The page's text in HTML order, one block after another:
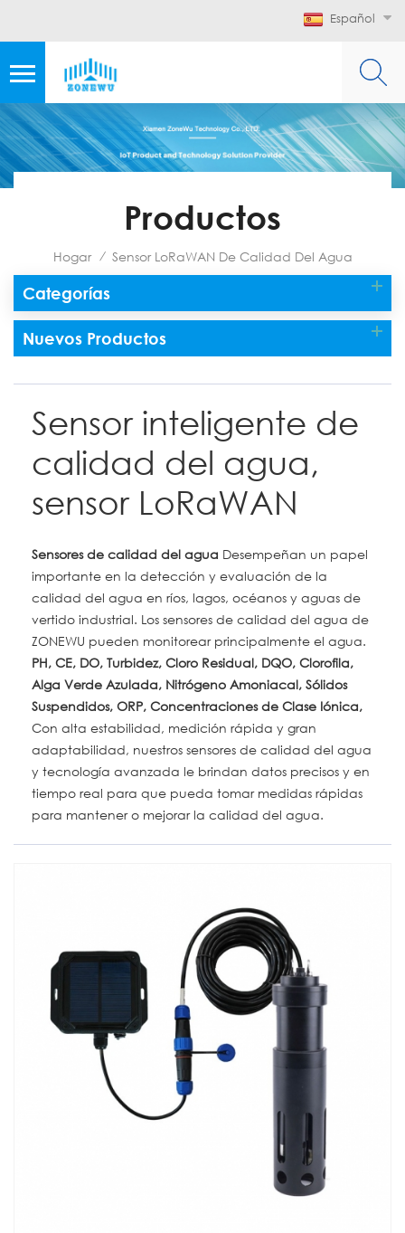
Español
Productos
Hogar / Sensor LoRaWAN De Calidad Del Agua
Categorías
Nuevos Productos
Sensor inteligente de
calidad del agua,
sensor LoRaWAN
Sensores de calidad del agua Desempeñan un papel
importante en la detección y evaluación de la
calidad del agua en ríos, lagos, océanos y aguas de
vertido industrial. Los sensores de calidad del agua de
ZONEWU pueden monitorear principalmente el agua.
PH, CE, DO, Turbidez, Cloro Residual, DQO, Clorofila,
Alga Verde Azulada, Nitrógeno Amoniacal, Sólidos
Suspendidos, ORP, Concentraciones de Clase Iónica,
Con alta estabilidad, medición rápida y gran
adaptabilidad, nuestros sensores de calidad del agua
y tecnología avanzada le brindan datos precisos y en
tiempo real para que pueda tomar medidas rápidas
para mantener o mejorar la calidad del agua.